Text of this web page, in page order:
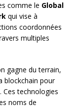
comme le Global
qui vise à
coordonnées
multiples
gagne du terrain,
blockchain pour
Ces technologies
noms de